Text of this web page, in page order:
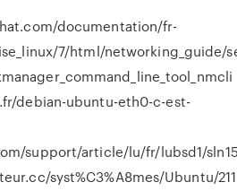
documentation/fr-
7/html/networking_guide/
debian-ubuntu-eth0-c-est-
support/article/lu/fr/lubsd1/
syst%C3%A8mes/Ubuntu/